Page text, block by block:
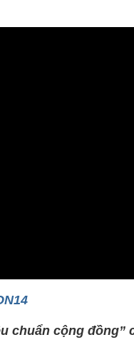
chuẩn cộng đồng”